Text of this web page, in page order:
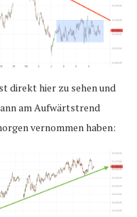
direkt hier zu sehen und
am Aufwärtstrend
vernommen haben: